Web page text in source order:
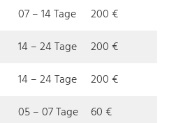
07 – 14 Tage
200 €
14 – 24 Tage
200 €
14 – 24 Tage
200 €
05 – 07 Tage 60 €